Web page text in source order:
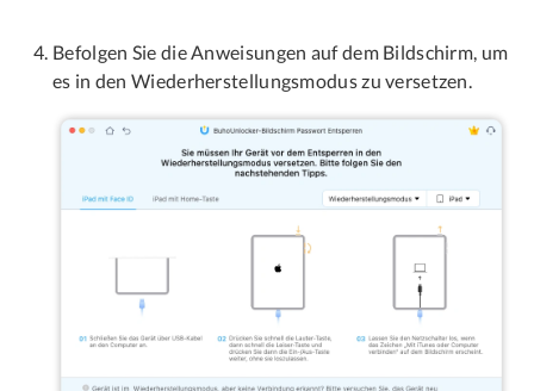
Befolgen Sie die Anweisungen auf dem Bildschirm, um
es in den Wiederherstellungsmodus zu versetzen.